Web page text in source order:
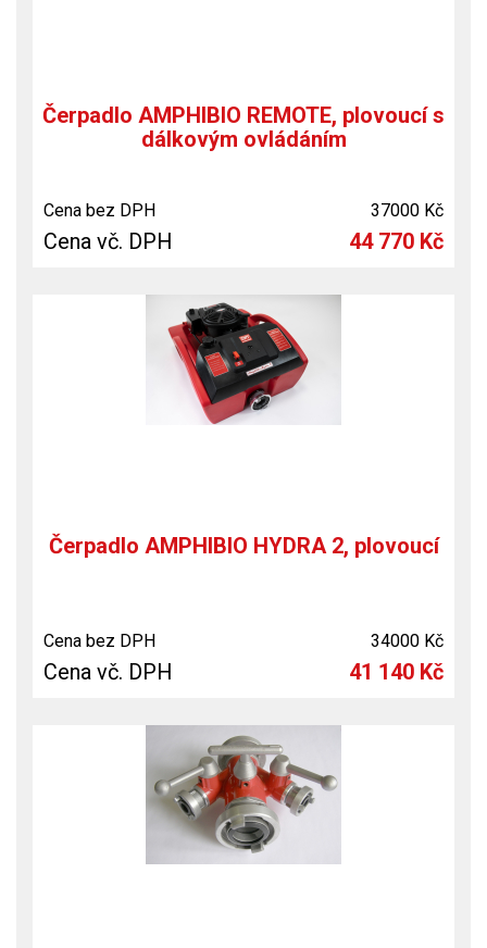
Čerpadlo AMPHIBIO REMOTE, plovoucí s
dálkovým ovládáním
Cena bez DPH 37000 Kč
Cena vč. DPH 44 770 Kč
Čerpadlo AMPHIBIO HYDRA 2, plovoucí
Cena bez DPH 34000 Kč
Cena vč. DPH 41 140 Kč